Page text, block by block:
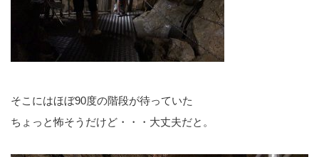
そこにはほぼ90度の階段が待っていた
ちょっと怖そうだけど・・・大丈夫だと。